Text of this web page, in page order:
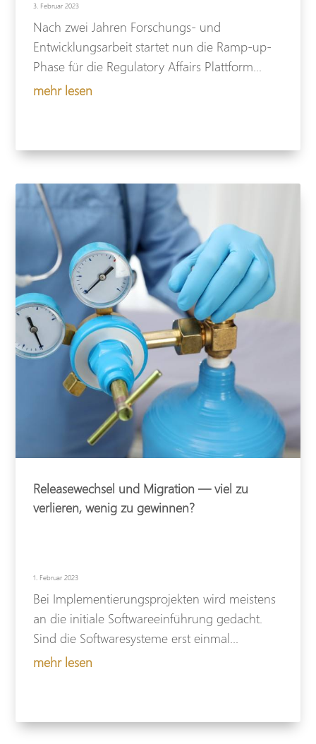
3. Februar 2023
Nach zwei Jahren Forschungs- und
Entwicklungsarbeit startet nun die Ramp-up-
Phase für die Regulatory Affairs Plattform...
mehr lesen
Releasewechsel und Migration — viel zu
verlieren, wenig zu gewinnen?
1. Februar 2023
Bei Implementierungsprojekten wird meistens
an die initiale Softwareeinführung gedacht.
Sind die Softwaresysteme erst einmal...
mehr lesen